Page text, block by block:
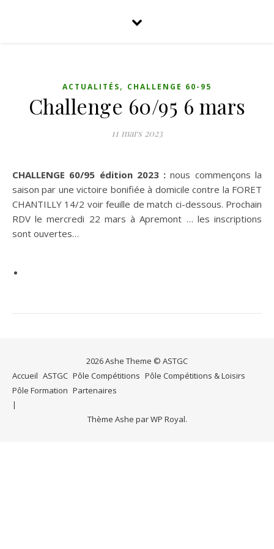
ACTUALITÉS, CHALLENGE 60-95
Challenge 60/95 6 mars
11 mars 2023
CHALLENGE 60/95 édition 2023 :nous commençons la
saison par une victoire bonifiée à domicile contre la FORET
CHANTILLY 14/2 voir feuille de match ci-dessous. Prochain
RDV le mercredi 22 mars à Apremont … les inscriptions
sont ouvertes…
2026 Ashe Theme © ASTGC
Accueil ASTGC Pôle Compétitions Pôle Compétitions & Loisirs
Pôle Formation Partenaires
Thème Ashe parWP Royal.